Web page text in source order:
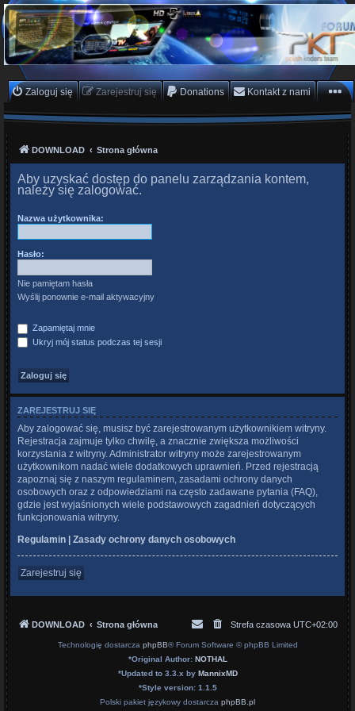
PKTeam - Polish Koders
Team
Hyperion, Enigma, E2, PKT, listy kanałów, oscam
Zaloguj się Zarejestruj się Donations Kontakt z nami
DOWNLOAD Strona główna
Aby uzyskać dostęp do panelu zarządzania kontem,
należy się zalogować.
Nazwa użytkownika:
Hasło:
Nie pamiętam hasła
Wyślij ponownie e-mail aktywacyjny
Zapamiętaj mnie
Ukryj mój status podczas tej sesji
ZAREJESTRUJ SIĘ
Aby zalogować się, musisz być zarejestrowanym użytkownikiem witryny.
Rejestracja zajmuje tylko chwilę, a znacznie zwiększa możliwości
korzystania z witryny. Administrator witryny może zarejestrowanym
użytkownikom nadać wiele dodatkowych uprawnień. Przed rejestracją
zapoznaj się z naszym regulaminem, zasadami ochrony danych
osobowych oraz z odpowiedziami na często zadawane pytania (FAQ),
gdzie jest wyjaśnionych wiele podstawowych zagadnień dotyczących
funkcjonowania witryny.
Regulamin | Zasady ochrony danych osobowych
Zarejestruj się
DOWNLOAD Strona główna Strefa czasowa UTC+02:00
Technologię dostarcza phpBB® Forum Software © phpBB Limited
*Original Author: NOTHAL
*Updated to 3.3.x by MannixMD
*Style version: 1.1.5
Polski pakiet językowy dostarcza phpBB.pl